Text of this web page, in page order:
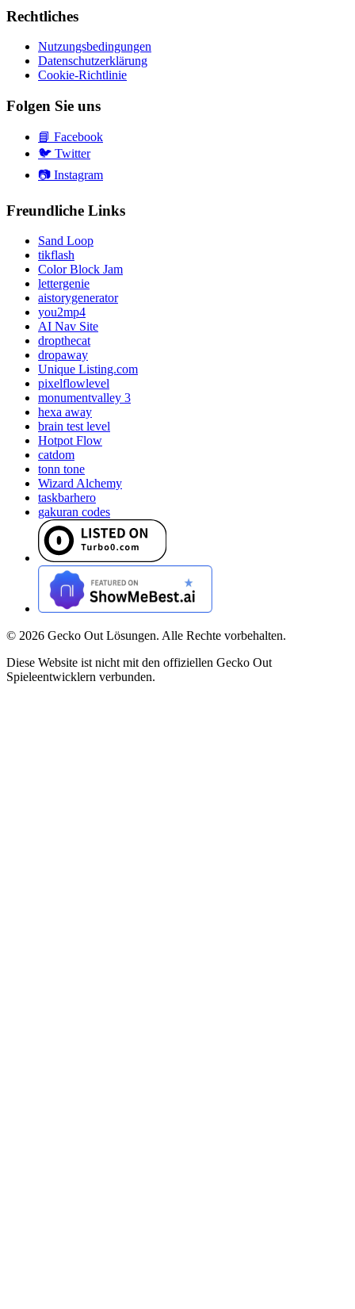
Rechtliches
Nutzungsbedingungen
Datenschutzerklärung
Cookie-Richtlinie
Folgen Sie uns
📘 Facebook
🐦 Twitter
📷 Instagram
Freundliche Links
Sand Loop
tikflash
Color Block Jam
lettergenie
aistorygenerator
you2mp4
AI Nav Site
dropthecat
dropaway
Unique Listing.com
pixelflowlevel
monumentvalley 3
hexa away
brain test level
Hotpot Flow
catdom
tonn tone
Wizard Alchemy
taskbarhero
gakuran codes
© 2026 Gecko Out Lösungen. Alle Rechte vorbehalten.
Diese Website ist nicht mit den offiziellen Gecko Out
Spieleentwicklern verbunden.